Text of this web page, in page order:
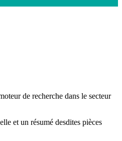
de recherche dans le secteur
et un résumé desdites pièces